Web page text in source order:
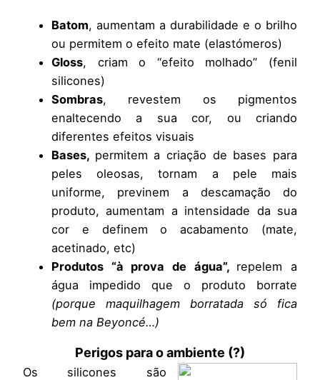
Batom, aumentam a durabilidade e o brilho
ou permitem o efeito mate (elastómeros)
Gloss, criam o “efeito molhado” (fenil
silicones)
Sombras, revestem os pigmentos
enaltecendo a sua cor, ou criando
diferentes efeitos visuais
Bases, permitem a criação de bases para
peles oleosas, tornam a pele mais
uniforme, previnem a descamação do
produto, aumentam a intensidade da sua
cor e definem o acabamento (mate,
acetinado, etc)
Produtos “à prova de água”, repelem a
água impedido que o produto borrate
(porque maquilhagem borratada só fica
bem na Beyoncé…)
Perigos para o ambiente (?)
Os silicones são